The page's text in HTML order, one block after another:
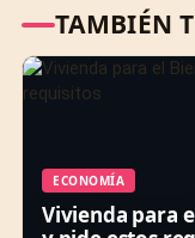
TAMBIÉN
ECONOMÍA
Vivienda para